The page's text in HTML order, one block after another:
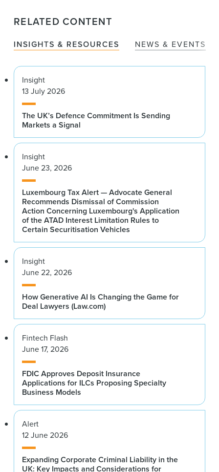
RELATED CONTENT
INSIGHTS & RESOURCES NEWS & EVENTS
Insight
13 July 2026
The UK’s Defence Commitment Is Sending
Markets a Signal
Insight
June 23, 2026
Luxembourg Tax Alert — Advocate General
Recommends Dismissal of Commission
Action Concerning Luxembourg's Application
of the ATAD Interest Limitation Rules to
Certain Securitisation Vehicles
Insight
June 22, 2026
How Generative AI Is Changing the Game for
Deal Lawyers (Law.com)
Fintech Flash
June 17, 2026
FDIC Approves Deposit Insurance
Applications for ILCs Proposing Specialty
Business Models
Alert
12 June 2026
Expanding Corporate Criminal Liability in the
UK: Key Impacts and Considerations for